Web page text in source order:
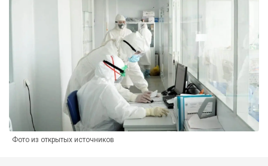
Фото из открытых источников